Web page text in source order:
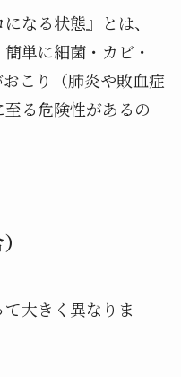
なる状態』とは、
単に細菌・カビ・
こり（肺炎や敗血症
る危険性があるの
大きく異なりま